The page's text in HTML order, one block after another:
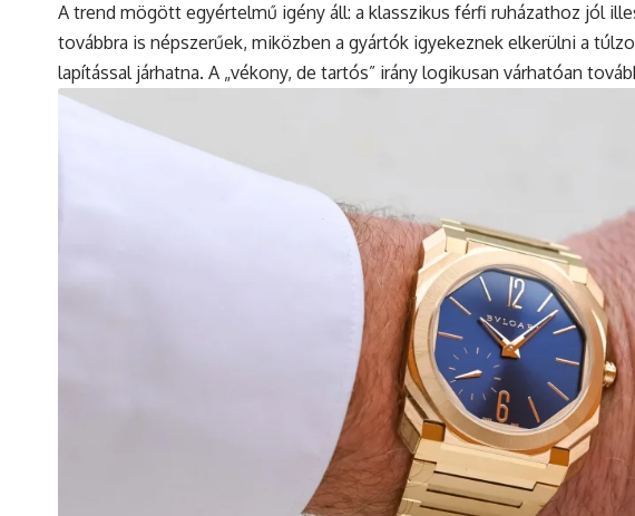
A trend mögött egyértelmű igény áll: a klasszikus férfi ruházathoz jól
továbbra is népszerűek, miközben a gyártók igyekeznek elkerülni a
lapítással járhatna. A „vékony, de tartós” irány logikusan várhatóan